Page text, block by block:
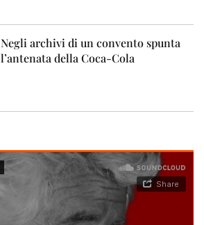
Negli archivi di un convento spunta
l’antenata della Coca-Cola